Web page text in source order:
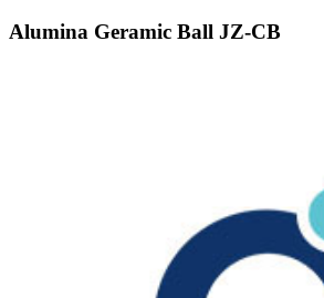
Alumina Geramic Ball JZ-CB